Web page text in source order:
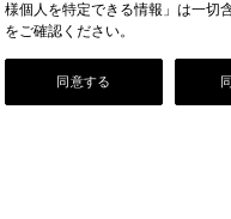
Our Story
様個人を特定できる情報」は一切
をご確認ください。
同意する